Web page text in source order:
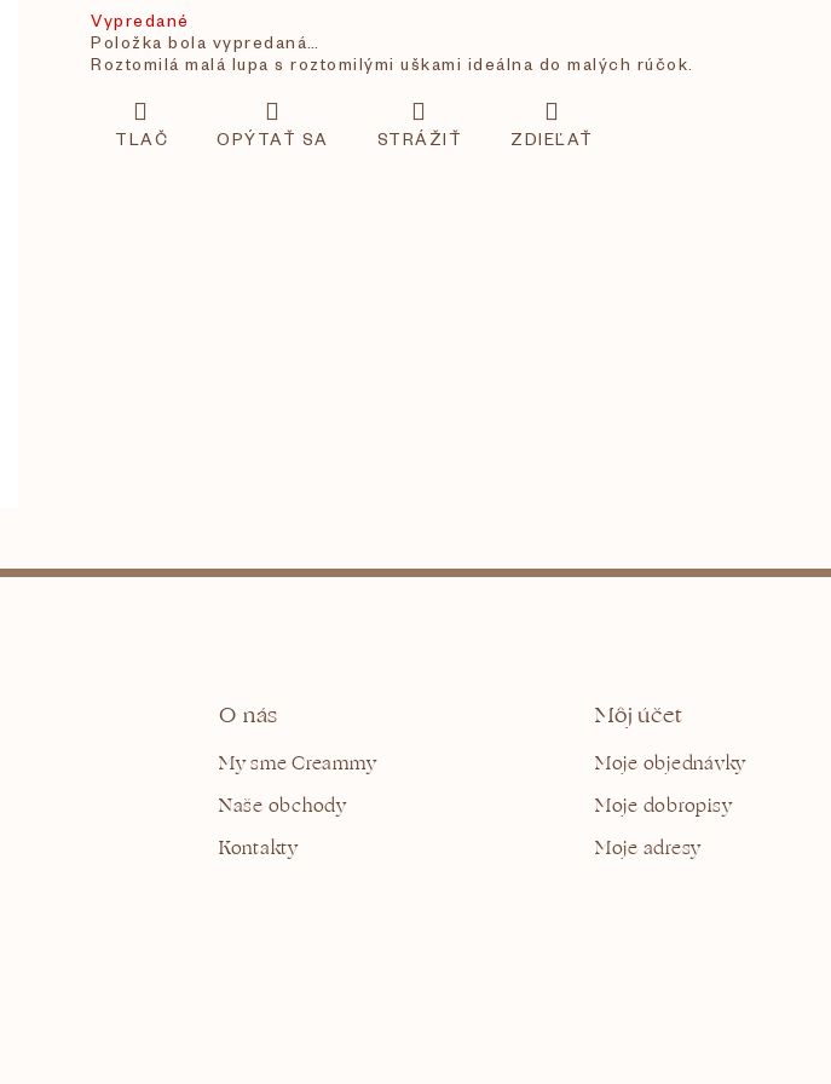
Vypredané
Položka bola vypredaná…
Roztomilá malá lupa s roztomilými uškami ideálna do malých rúčok.
TLAČ OPÝTAŤ SA STRÁŽIŤ ZDIEĽAŤ
O nás
My sme Creammy
Naše obchody
Kontakty
Môj účet
Moje objednávky
Moje dobropisy
Moje adresy